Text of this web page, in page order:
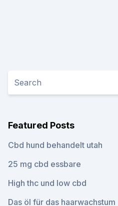
Featured Posts
Cbd hund behandelt utah
25 mg cbd essbare
High thc und low cbd
Das öl für das haarwachstum